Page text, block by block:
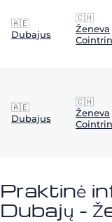
🇦🇪
Dubajus
🇨🇭
Ženeva
Cointrin
🇦🇪
Dubajus
🇨🇭
Ženeva
Cointrin
Praktinė
Dubajų -